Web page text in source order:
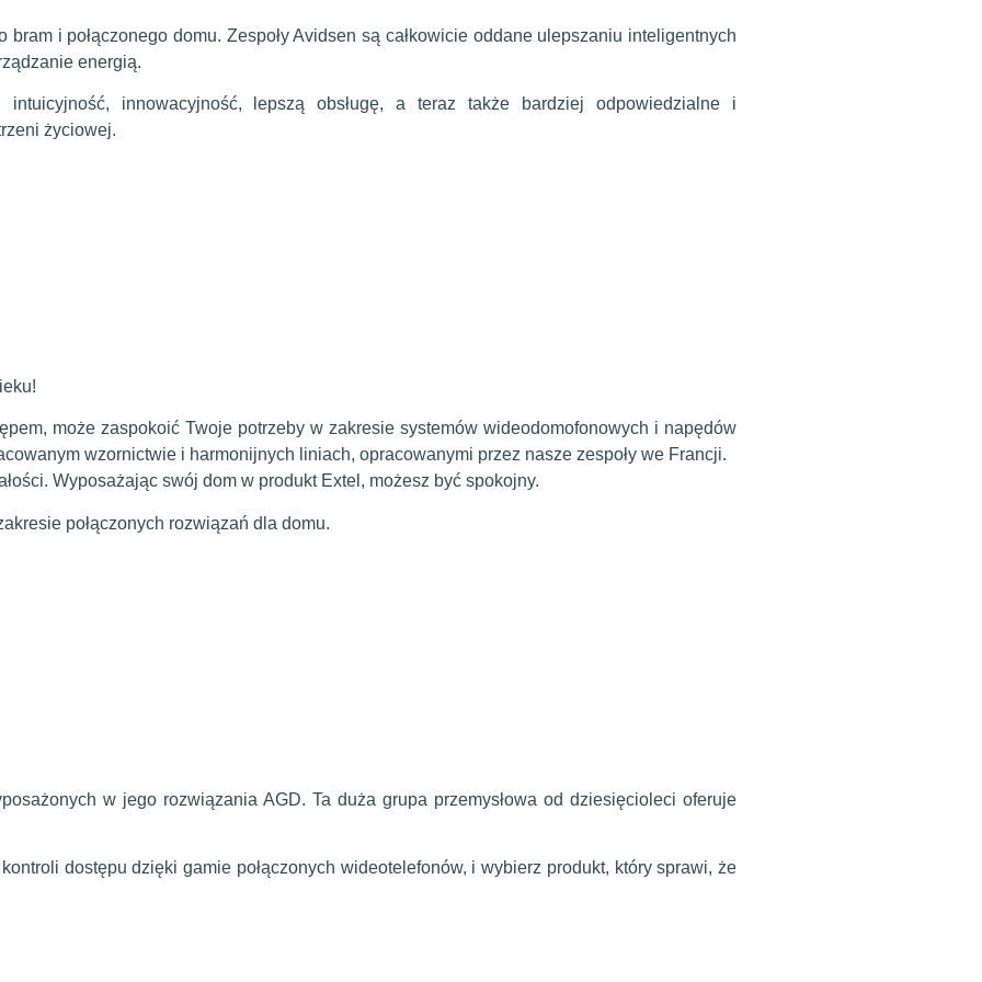
i połączonego domu. Zespoły Avidsen są całkowicie oddane ulepszaniu inteligentnych
energią.
innowacyjność, lepszą obsługę, a teraz także bardziej odpowiedzialne i
życiowej.
może zaspokoić Twoje potrzeby w zakresie systemów wideodomofonowych i napędów
wzornictwie i harmonijnych liniach, opracowanymi przez nasze zespoły we Francji.
Wyposażając swój dom w produkt Extel, możesz być spokojny.
połączonych rozwiązań dla domu.
w jego rozwiązania AGD. Ta duża grupa przemysłowa od dziesięcioleci oferuje
dostępu dzięki gamie połączonych wideotelefonów, i wybierz produkt, który sprawi, że